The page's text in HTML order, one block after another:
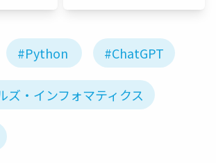
#Python #ChatGPT
ズ・インフォマティクス